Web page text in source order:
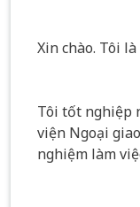
Xin chào. Tôi
Tôi tốt nghiệp
viện Ngoại
nghiệm làm